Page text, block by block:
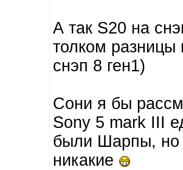
А так S20 на
толком разницы
снэп 8 ген1)
Сони я бы
Sony 5 mark III
были Шарпы, но
никакие